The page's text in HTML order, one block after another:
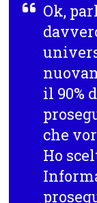
Ok,
il 90%
che
Ho